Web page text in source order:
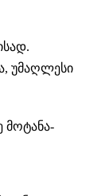
უმაღლესი
მოტანა-